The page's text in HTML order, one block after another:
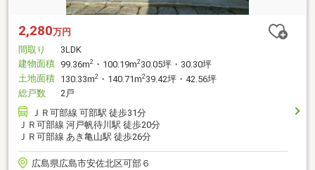
2,280万円
間取り
3LDK
建物面積 99.36m2 ・100.19m230.05坪・30.30坪
土地面積 130.33m2 ・140.71m239.42坪・42.56坪
総戸数
2戸
ＪＲ可部線 可部駅 徒歩31分
ＪＲ可部線 河戸帆待川駅 徒歩20分
ＪＲ可部線 あき亀山駅 徒歩26分
広島県広島市安佐北区可部６